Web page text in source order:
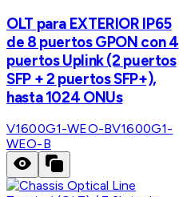
OLT para EXTERIOR IP65
de 8 puertos GPON con 4
puertos Uplink (2 puertos
SFP + 2 puertos SFP+),
hasta 1024 ONUs
V1600G1-WEO-BV1600G1-
WEO-B